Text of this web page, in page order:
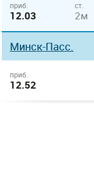
приб.
12.03
ст.
2м
Минск-Пасс.
приб.
12.52